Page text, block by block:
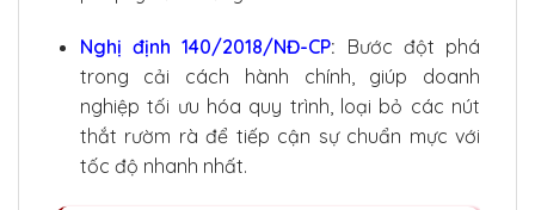
Nghị định 140/2018/NĐ-CP: Bước đột phá
trong cải cách hành chính, giúp doanh
nghiệp tối ưu hóa quy trình, loại bỏ các nút
thắt rườm rà để tiếp cận sự chuẩn mực với
tốc độ nhanh nhất.